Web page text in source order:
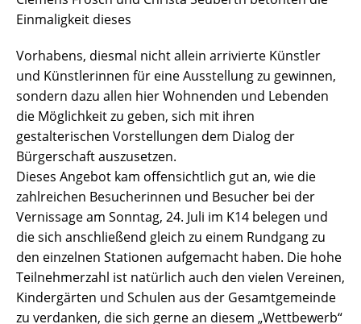
Einmaligkeit dieses
Vorhabens, diesmal nicht allein arrivierte Künstler
und Künstlerinnen für eine Ausstellung zu gewinnen,
sondern dazu allen hier Wohnenden und Lebenden
die Möglichkeit zu geben, sich mit ihren
gestalterischen Vorstellungen dem Dialog der
Bürgerschaft auszusetzen.
Dieses Angebot kam offensichtlich gut an, wie die
zahlreichen Besucherinnen und Besucher bei der
Vernissage am Sonntag, 24. Juli im K14 belegen und
die sich anschließend gleich zu einem Rundgang zu
den einzelnen Stationen aufgemacht haben. Die hohe
Teilnehmerzahl ist natürlich auch den vielen Vereinen,
Kindergärten und Schulen aus der Gesamtgemeinde
zu verdanken, die sich gerne an diesem „Wettbewerb“